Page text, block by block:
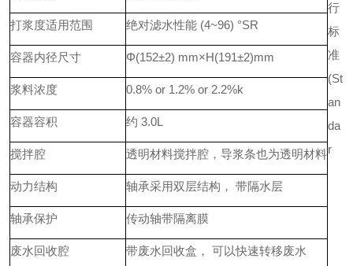
打浆度适用范围 绝对滤水性能 (4~96) °SR
容器内径尺寸 Φ(152±2) mm×H(191±2)mm
浆料浓度 0.8% or 1.2% or 2.2%k
容器容积 约 3.0L
搅拌腔 透明材料搅拌腔，导浆条也为透明材料
动力结构 轴承采用双层结构， 带隔水层
轴承保护 传动轴带隔离膜
废水回收腔 带废水回收盒， 可以快速转移废水
行
标
准
(St
an
da
r